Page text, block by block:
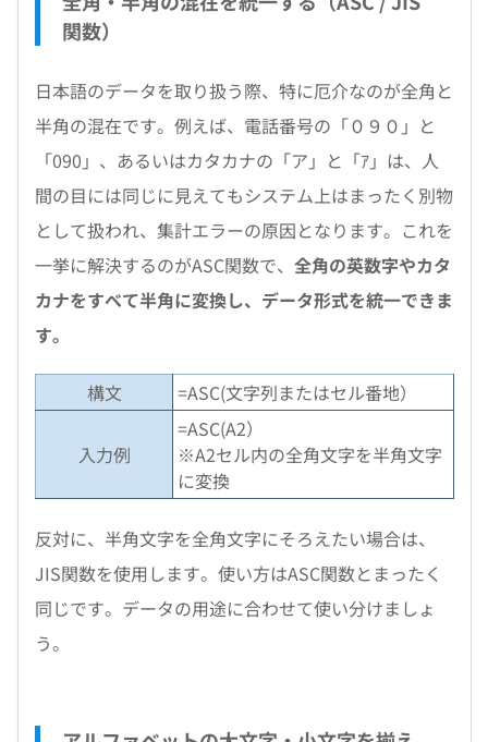
関数）
日本語のデータを取り扱う際、特に厄介なのが全角と
半角の混在です。例えば、電話番号の「０９０」と
「090」、あるいはカタカナの「ア」と「ｱ」は、人
間の目には同じに見えてもシステム上はまったく別物
として扱われ、集計エラーの原因となります。これを
一挙に解決するのがASC関数で、 全角の英数字やカタ
カナをすべて半角に変換し、データ形式を統一できま
す。
構文 =ASC(文字列またはセル番地）
入力例
=ASC(A2）
※A2セル内の全角文字を半角文字
に変換
反対に、半角文字を全角文字にそろえたい場合は、
JIS関数を使用します。使い方はASC関数とまったく
同じです。データの用途に合わせて使い分けましょ
う。